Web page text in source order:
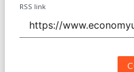
RSS link